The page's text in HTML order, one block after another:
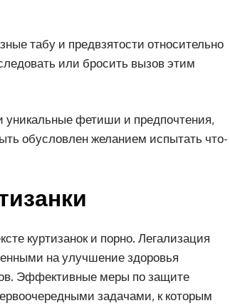
табу и предвзятости относительно
или бросить вызов этим
фетиши и предпочтения,
обусловлен желанием испытать что-
куртизанок и порно. Легализация
на улучшение здоровья
Эффективные меры по защите
задачами, к которым